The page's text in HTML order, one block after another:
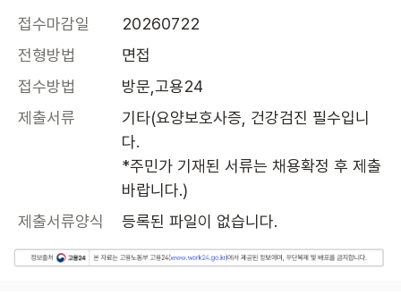
접수마감일
20260722
전형방법
면접
접수방법
방문,고용24
제출서류
기타(요양보호사증, 건강검진 필수입니
다.
*주민가 기재된 서류는 채용확정 후 제출
바랍니다.)
제출서류양식
등록된 파일이 없습니다.